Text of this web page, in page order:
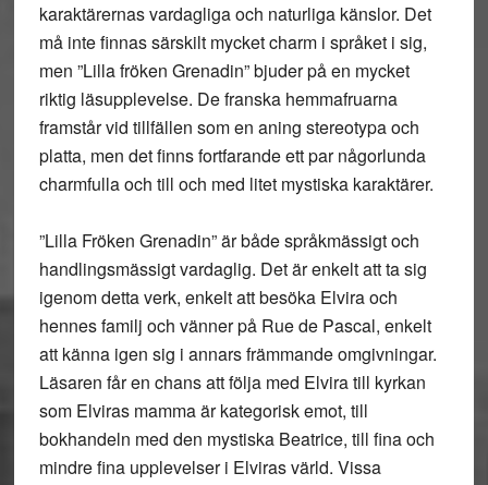
karaktärernas vardagliga och naturliga känslor. Det
må inte finnas särskilt mycket charm i språket i sig,
men ”Lilla fröken Grenadin” bjuder på en mycket
riktig läsupplevelse. De franska hemmafruarna
framstår vid tillfällen som en aning stereotypa och
platta, men det finns fortfarande ett par någorlunda
charmfulla och till och med litet mystiska karaktärer.
”Lilla Fröken Grenadin” är både språkmässigt och
handlingsmässigt vardaglig. Det är enkelt att ta sig
igenom detta verk, enkelt att besöka Elvira och
hennes familj och vänner på Rue de Pascal, enkelt
att känna igen sig i annars främmande omgivningar.
Läsaren får en chans att följa med Elvira till kyrkan
som Elviras mamma är kategorisk emot, till
bokhandeln med den mystiska Beatrice, till fina och
mindre fina upplevelser i Elviras värld. Vissa